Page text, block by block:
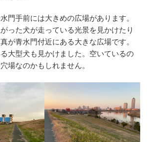
門手前には大きめの広場があります。
った犬が走っている光景を見かけたり
が青水門付近にある大きな広場です。
大型犬も見かけました。空いているの
場なのかもしれません。